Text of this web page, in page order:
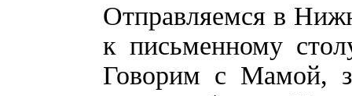
Отправляемся в
к письменному
Говорим с Мамой,